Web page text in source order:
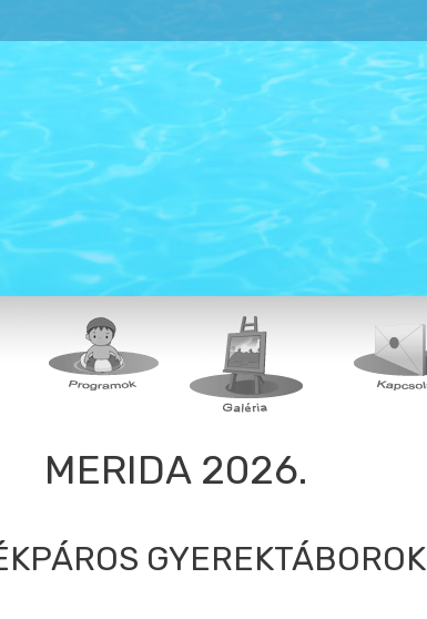
MERIDA 2026.
GYEREKTÁBOROK